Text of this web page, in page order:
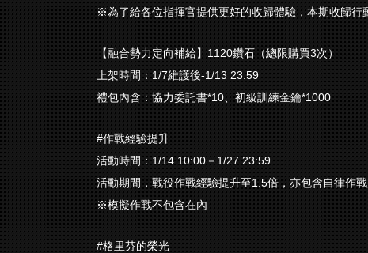
※為了給各位指揮官提供更好的收歸體驗，本期收歸行
【融合勢力定向補給】1120鑽石（總限購買3次）
上架時間：1/7維護後-1/13 23:59
禮包內含：協力委託書*10、初級訓練金鑰*1000
#作戰經驗提升
活動時間：1/14 10:00－1/27 23:59
活動期間，戰役作戰經驗提升至1.5倍，亦包含自律作戰
※模擬作戰不包含在內
#格里芬的榮光